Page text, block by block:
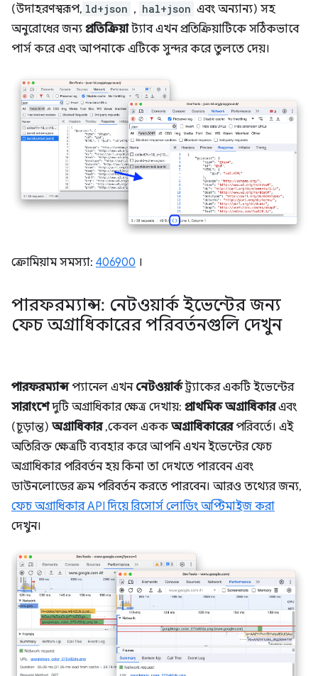
(উদাহরণস্বরূপ, ld+json , hal+json এবং অন্যান্য) সহ
অনুরোধের জন্য প্রতিক্রিয়াট্যাব এখন প্রতিক্রিয়াটিকে সঠিকভাবে
পার্স করে এবং আপনাকে এটিকে সুন্দর করে তুলতে দেয়।
ক্রোমিয়াম সমস্যা: 406900 ।
পারফরম্যান্স: নেটওয়ার্ক ইভেন্টের জন্য
ফেচ অগ্রাধিকারের পরিবর্তনগুলি দেখুন
পারফরম্যান্সপ্যানেল এখন নেটওয়ার্কট্র্যাকের একটি ইভেন্টের
সারাংশেদুটি অগ্রাধিকার ক্ষেত্র দেখায়: প্রাথমিক অগ্রাধিকারএবং
(চূড়ান্ত) অগ্রাধিকার, কেবল এককঅগ্রাধিকারেরপরিবর্তে। এই
অতিরিক্ত ক্ষেত্রটি ব্যবহার করে আপনি এখন ইভেন্টের ফেচ
অগ্রাধিকার পরিবর্তন হয় কিনা তা দেখতে পারবেন এবং
ডাউনলোডের ক্রম পরিবর্তন করতে পারবেন। আরও তথ্যের জন্য,
ফেচ অগ্রাধিকার API দিয়ে রিসোর্স লোডিং অপ্টিমাইজ করা
দেখুন।